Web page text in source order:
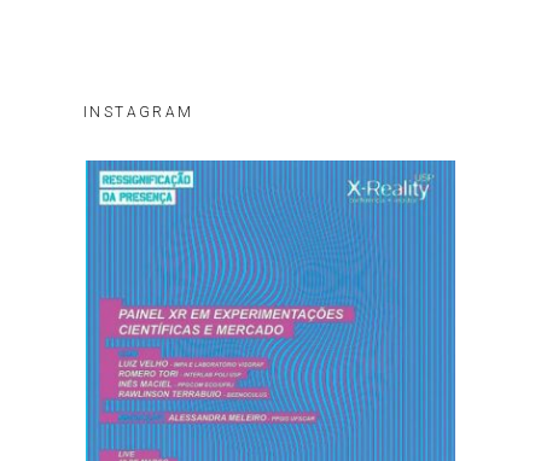
INSTAGRAM